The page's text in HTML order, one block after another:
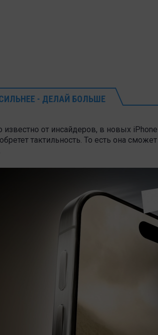
- ДЕЛАЙ БОЛЬШЕ
известно от инсайдеров, в новых
тактильность. То есть она